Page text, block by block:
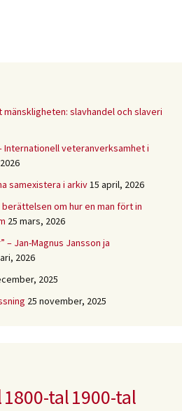
slavhandel och slaveri
Internationell veteranverksamhet i
samexistera i arkiv15 april, 2026
om hur en man fört in
25 mars, 2026
– Jan-Magnus Jansson ja
2026
2025
25 november, 2025
1800-tal1900-tal